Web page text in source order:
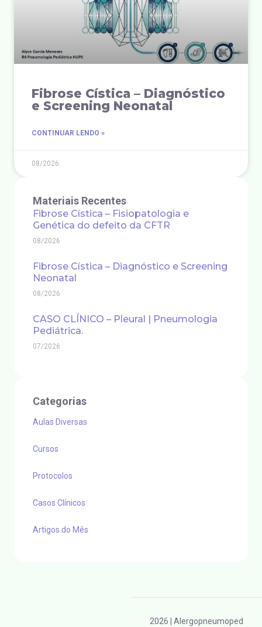
Fibrose Cística – Diagnóstico
e Screening Neonatal
CONTINUAR LENDO »
08/2026
Materiais Recentes
Fibrose Cística – Fisiopatologia e
Genética do defeito da CFTR
08/2026
Fibrose Cística – Diagnóstico e Screening
Neonatal
08/2026
CASO CLÍNICO – Pleural | Pneumologia
Pediátrica.
07/2026
Categorias
Aulas Diversas
Cursos
Protocolos
Casos Clínicos
Artigos do Mês
2026 | Alergopneumoped